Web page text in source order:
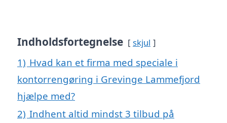
Indholdsfortegnelse skjul
1) Hvad kan et firma med speciale i
kontorrengøring i Grevinge Lammefjord
hjælpe med?
2) Indhent altid mindst 3 tilbud på